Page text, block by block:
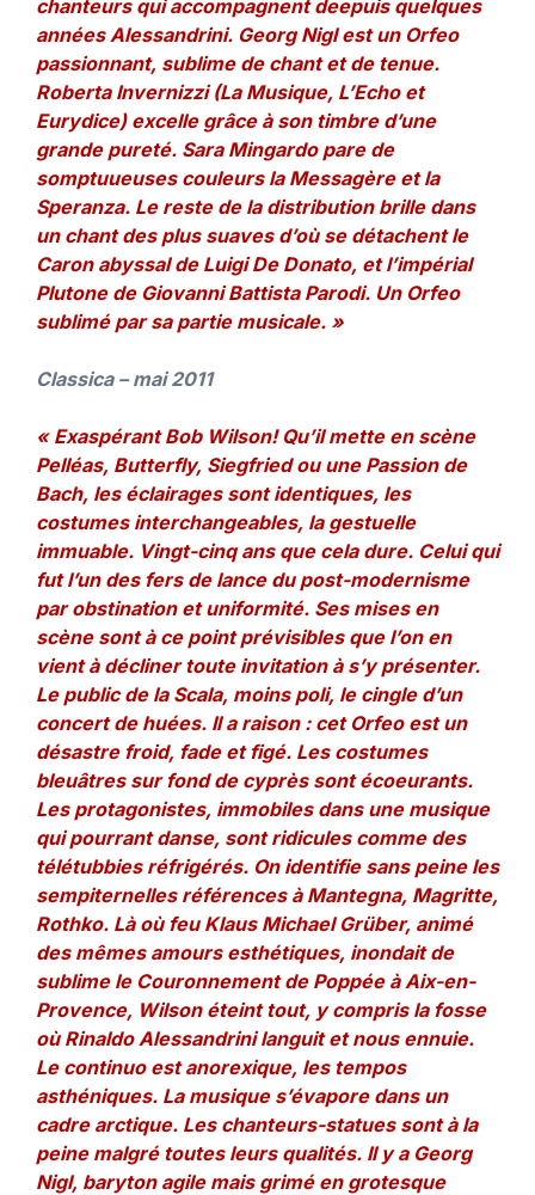
chanteurs qui accompagnent deepuis quelques
années Alessandrini. Georg Nigl est un Orfeo
passionnant, sublime de chant et de tenue.
Roberta Invernizzi (La Musique, L’Echo et
Eurydice) excelle grâce à son timbre d’une
grande pureté. Sara Mingardo pare de
somptuueuses couleurs la Messagère et la
Speranza. Le reste de la distribution brille dans
un chant des plus suaves d’où se détachent le
Caron abyssal de Luigi De Donato, et l’impérial
Plutone de Giovanni Battista Parodi. Un Orfeo
sublimé par sa partie musicale. »
Classica – mai 2011
« Exaspérant Bob Wilson! Qu’il mette en scène
Pelléas, Butterfly, Siegfried ou une Passion de
Bach, les éclairages sont identiques, les
costumes interchangeables, la gestuelle
immuable. Vingt-cinq ans que cela dure. Celui qui
fut l’un des fers de lance du post-modernisme
par obstination et uniformité. Ses mises en
scène sont à ce point prévisibles que l’on en
vient à décliner toute invitation à s’y présenter.
Le public de la Scala, moins poli, le cingle d’un
concert de huées. Il a raison : cet Orfeo est un
désastre froid, fade et figé. Les costumes
bleuâtres sur fond de cyprès sont écoeurants.
Les protagonistes, immobiles dans une musique
qui pourrant danse, sont ridicules comme des
télétubbies réfrigérés. On identifie sans peine les
sempiternelles références à Mantegna, Magritte,
Rothko. Là où feu Klaus Michael Grüber, animé
des mêmes amours esthétiques, inondait de
sublime le Couronnement de Poppée à Aix-en-
Provence, Wilson éteint tout, y compris la fosse
où Rinaldo Alessandrini languit et nous ennuie.
Le continuo est anorexique, les tempos
asthéniques. La musique s’évapore dans un
cadre arctique. Les chanteurs-statues sont à la
peine malgré toutes leurs qualités. Il y a Georg
Nigl, baryton agile mais grimé en grotesque